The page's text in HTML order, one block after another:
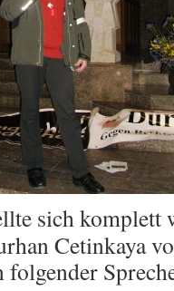
sich komplett
Cetinkaya
folgender